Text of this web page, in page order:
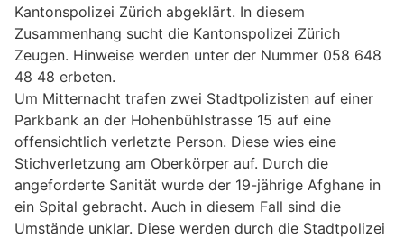
Kantonspolizei Zürich abgeklärt. In diesem
Zusammenhang sucht die Kantonspolizei Zürich
Zeugen. Hinweise werden unter der Nummer 058 648
48 48 erbeten.
Um Mitternacht trafen zwei Stadtpolizisten auf einer
Parkbank an der Hohenbühlstrasse 15 auf eine
offensichtlich verletzte Person. Diese wies eine
Stichverletzung am Oberkörper auf. Durch die
angeforderte Sanität wurde der 19-jährige Afghane in
ein Spital gebracht. Auch in diesem Fall sind die
Umstände unklar. Diese werden durch die Stadtpolizei